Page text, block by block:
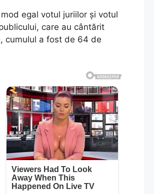
egal votul juriilor și votul
care au cântărit
cumulul a fost de 64 de